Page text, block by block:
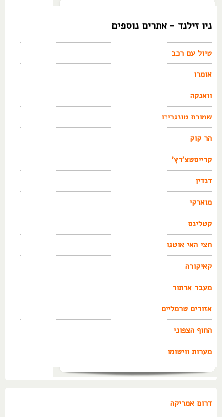
ניו זילנד - אתרים נוספים
טיול עם רכב
אומרו
וואנקה
שמורת טונגרירו
הר קוק
קרייסטצ'רץ'
דנדין
מוארקי
קטלינס
חצי האי אוטגו
קאיקורה
מעבר ארתור
אזורים טרמליים
החוף הצפוני
מערות וויטומו
דרום אמריקה